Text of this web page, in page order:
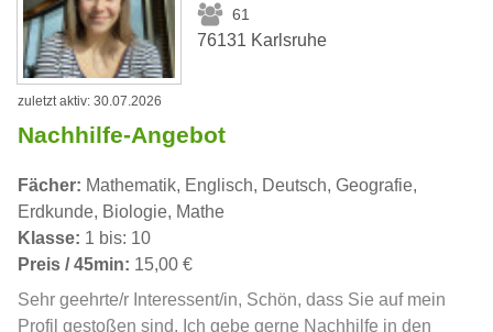
61
76131 Karlsruhe
zuletzt aktiv: 30.07.2026
Nachhilfe-Angebot
Fächer: Mathematik, Englisch, Deutsch, Geografie,
Erdkunde, Biologie, Mathe
Klasse: 1 bis: 10
Preis / 45min: 15,00 €
Sehr geehrte/r Interessent/in, Schön, dass Sie auf mein
Profil gestoßen sind. Ich gebe gerne Nachhilfe in den